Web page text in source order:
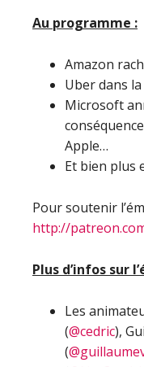
Au programme :
Amazon
Uber dans
Microsoft
Apple…
Et bien plus
Pour soutenir
http://
Plus d’infos sur
Les
(@cedric),
(